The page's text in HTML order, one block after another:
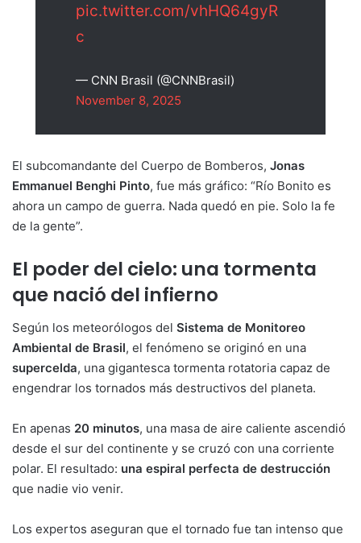
pic.twitter.com/vhHQ64gyR
c
— CNN Brasil (@CNNBrasil)
November 8, 2025
El subcomandante del Cuerpo de Bomberos, Jonas
Emmanuel Benghi Pinto, fue más gráfico: “Río Bonito es
ahora un campo de guerra. Nada quedó en pie. Solo la fe
de la gente”.
El poder del cielo: una tormenta
que nació del infierno
Según los meteorólogos del Sistema de Monitoreo
Ambiental de Brasil, el fenómeno se originó en una
supercelda, una gigantesca tormenta rotatoria capaz de
engendrar los tornados más destructivos del planeta.
En apenas 20 minutos, una masa de aire caliente ascendió
desde el sur del continente y se cruzó con una corriente
polar. El resultado: una espiral perfecta de destrucción
que nadie vio venir.
Los expertos aseguran que el tornado fue tan intenso que